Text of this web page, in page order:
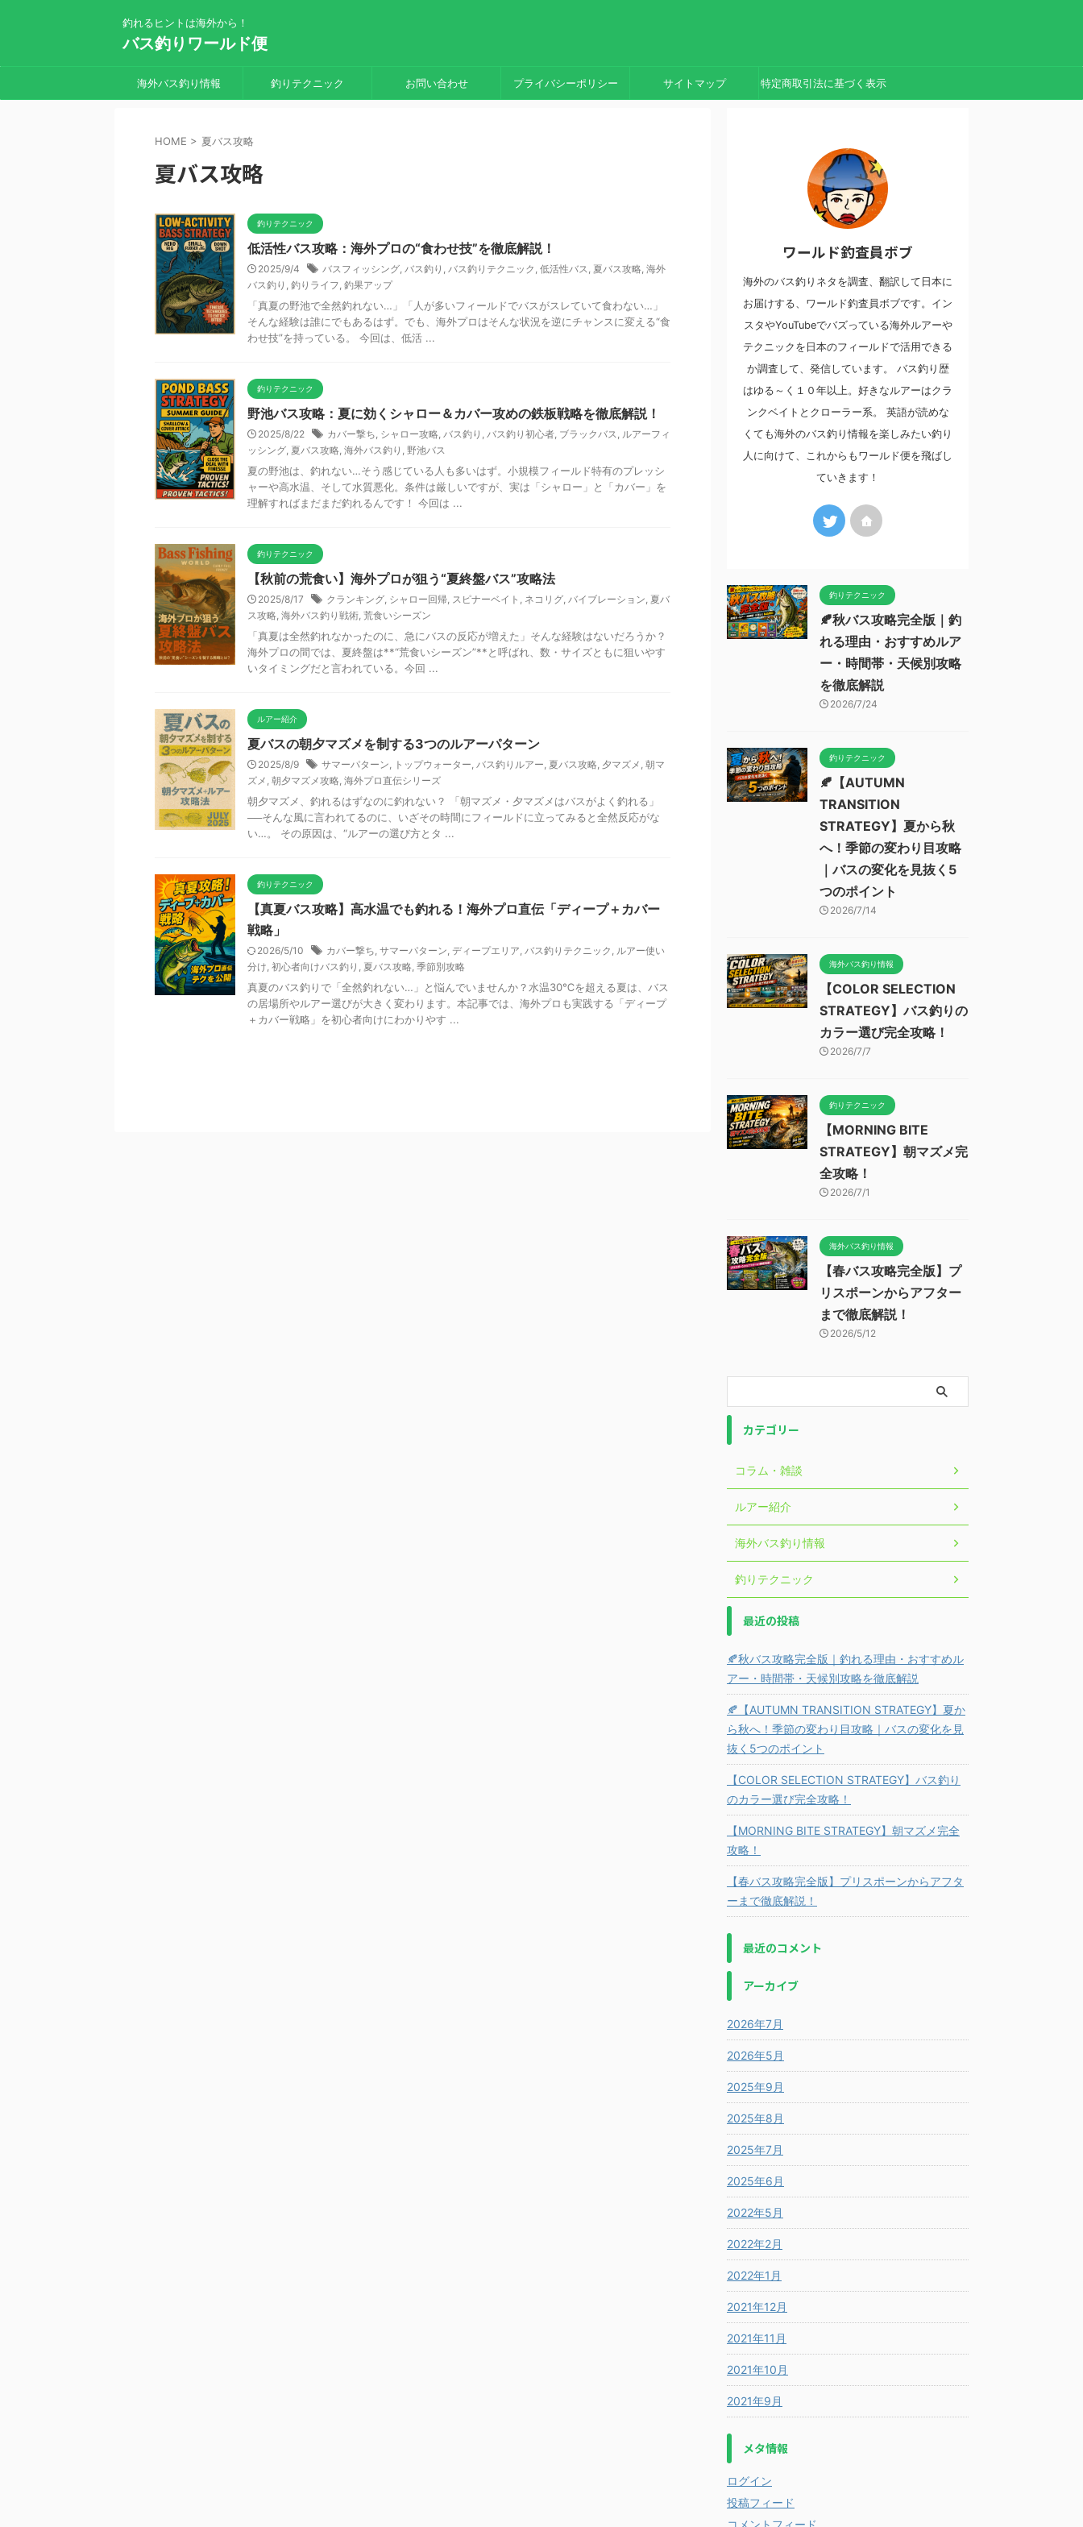
釣れるヒントは海外から！
バス釣りワールド便
海外バス釣り情報 釣りテクニック お問い合わせ プライバシーポリシー サイトマップ 特定商取引法に基づく表示
HOME > 夏バス攻略
夏バス攻略
釣りテクニック
低活性バス攻略：海外プロの“食わせ技”を徹底解説！
2025/9/4 バスフィッシング, バス釣り , バス釣りテクニック , 低活性バス, 夏バス攻略, 海外
バス釣り , 釣りライフ, 釣果アップ
「真夏の野池で全然釣れない…」「人が多いフィールドでバスがスレていて食わない…」
そんな経験は誰にでもあるはず。でも、海外プロはそんな状況を逆にチャンスに変える“食
わせ技”を持っている。 今回は、低活 ...
釣りテクニック
野池バス攻略：夏に効くシャロー＆カバー攻めの鉄板戦略を徹底解説！
2025/8/22 カバー撃ち, シャロー攻略, バス釣り , バス釣り初心者, ブラックバス, ルアーフィ
ッシング, 夏バス攻略, 海外バス釣り , 野池バス
夏の野池は、釣れない…そう感じている人も多いはず。小規模フィールド特有のプレッシ
ャーや高水温、そして水質悪化。条件は厳しいですが、実は「シャロー」と「カバー」を
理解すればまだまだ釣れるんです！ 今回は ...
釣りテクニック
【秋前の荒食い】海外プロが狙う“夏終盤バス”攻略法
2025/8/17 クランキング, シャロー回帰, スピナーベイト , ネコリグ, バイブレーション, 夏バ
ス攻略, 海外バス釣り戦術, 荒食いシーズン
「真夏は全然釣れなかったのに、急にバスの反応が増えた」そんな経験はないだろうか？
海外プロの間では、夏終盤は**“荒食いシーズン”**と呼ばれ、数・サイズともに狙いやす
いタイミングだと言われている。今回 ...
ルアー紹介
夏バスの朝夕マズメを制する3つのルアーパターン
2025/8/9 サマーパターン, トップウォーター, バス釣りルアー, 夏バス攻略, 夕マズメ , 朝マ
ズメ , 朝夕マズメ攻略, 海外プロ直伝シリーズ
朝夕マズメ、釣れるはずなのに釣れない？ 「朝マズメ・夕マズメはバスがよく釣れる」
──そんな風に言われてるのに、いざその時間にフィールドに立ってみると全然反応がな
い…。 その原因は、“ルアーの選び方とタ ...
釣りテクニック
【真夏バス攻略】高水温でも釣れる！海外プロ直伝「ディープ＋カバー
戦略」
2026/5/10 カバー撃ち, サマーパターン, ディープエリア, バス釣りテクニック , ルアー使い
分け, 初心者向けバス釣り , 夏バス攻略, 季節別攻略
真夏のバス釣りで「全然釣れない…」と悩んでいませんか？水温30℃を超える夏は、バス
の居場所やルアー選びが大きく変わります。本記事では、海外プロも実践する「ディープ
＋カバー戦略」を初心者向けにわかりやす ...
ワールド釣査員ボブ
海外のバス釣りネタを調査、翻訳して日本に
お届けする、ワールド釣査員ボブです。イン
スタやYouTubeでバズっている海外ルアーや
テクニックを日本のフィールドで活用できる
か調査して、発信しています。 バス釣り歴
はゆる～く１０年以上。好きなルアーはクラ
ンクベイトとクローラー系。 英語が読めな
くても海外のバス釣り情報を楽しみたい釣り
人に向けて、これからもワールド便を飛ばし
ていきます！
釣りテクニック
🍂秋バス攻略完全版｜釣
れる理由・おすすめルア
ー・時間帯・天候別攻略
を徹底解説
2026/7/24
釣りテクニック
🍂【AUTUMN
TRANSITION
STRATEGY】夏から秋
へ！季節の変わり目攻略
｜バスの変化を見抜く5
つのポイント
2026/7/14
海外バス釣り情報
【COLOR SELECTION
STRATEGY】バス釣りの
カラー選び完全攻略！
2026/7/7
釣りテクニック
【MORNING BITE
STRATEGY】朝マズメ完
全攻略！
2026/7/1
海外バス釣り情報
【春バス攻略完全版】プ
リスポーンからアフター
まで徹底解説！
2026/5/12
カテゴリー
コラム・雑談
ルアー紹介
海外バス釣り情報
釣りテクニック
最近の投稿
🍂秋バス攻略完全版｜釣れる理由・おすすめル
アー・時間帯・天候別攻略を徹底解説
🍂【AUTUMN TRANSITION STRATEGY】夏か
ら秋へ！季節の変わり目攻略｜バスの変化を見
抜く5つのポイント
【COLOR SELECTION STRATEGY】バス釣り
のカラー選び完全攻略！
【MORNING BITE STRATEGY】朝マズメ完全
攻略！
【春バス攻略完全版】プリスポーンからアフタ
ーまで徹底解説！
最近のコメント
アーカイブ
2026年7月
2026年5月
2025年9月
2025年8月
2025年7月
2025年6月
2022年5月
2022年2月
2022年1月
2021年12月
2021年11月
2021年10月
2021年9月
メタ情報
ログイン
投稿フィード
コメントフィード